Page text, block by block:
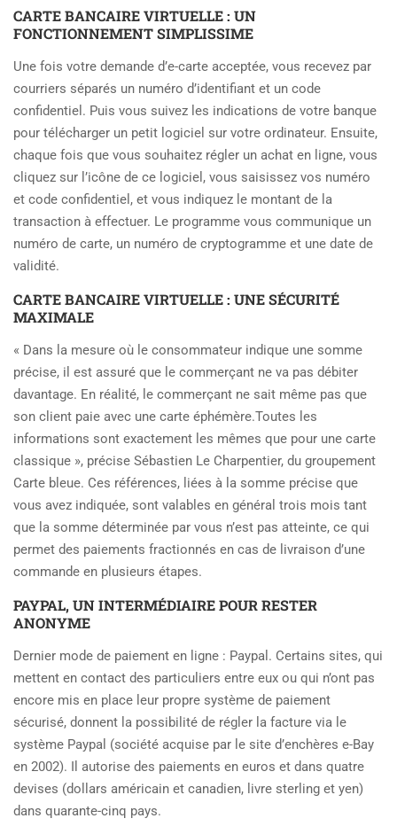
CARTE BANCAIRE VIRTUELLE : UN
FONCTIONNEMENT SIMPLISSIME
Une fois votre demande d’e-carte acceptée, vous recevez par
courriers séparés un numéro d’identifiant et un code
confidentiel. Puis vous suivez les indications de votre banque
pour télécharger un petit logiciel sur votre ordinateur. Ensuite,
chaque fois que vous souhaitez régler un achat en ligne, vous
cliquez sur l’icône de ce logiciel, vous saisissez vos numéro
et code confidentiel, et vous indiquez le montant de la
transaction à effectuer. Le programme vous communique un
numéro de carte, un numéro de cryptogramme et une date de
validité.
CARTE BANCAIRE VIRTUELLE : UNE SÉCURITÉ
MAXIMALE
« Dans la mesure où le consommateur indique une somme
précise, il est assuré que le commerçant ne va pas débiter
davantage. En réalité, le commerçant ne sait même pas que
son client paie avec une carte éphémère.Toutes les
informations sont exactement les mêmes que pour une carte
classique », précise Sébastien Le Charpentier, du groupement
Carte bleue. Ces références, liées à la somme précise que
vous avez indiquée, sont valables en général trois mois tant
que la somme déterminée par vous n’est pas atteinte, ce qui
permet des paiements fractionnés en cas de livraison d’une
commande en plusieurs étapes.
PAYPAL, UN INTERMÉDIAIRE POUR RESTER
ANONYME
Dernier mode de paiement en ligne : Paypal. Certains sites, qui
mettent en contact des particuliers entre eux ou qui n’ont pas
encore mis en place leur propre système de paiement
sécurisé, donnent la possibilité de régler la facture via le
système Paypal (société acquise par le site d’enchères e-Bay
en 2002). Il autorise des paiements en euros et dans quatre
devises (dollars américain et canadien, livre sterling et yen)
dans quarante-cinq pays.